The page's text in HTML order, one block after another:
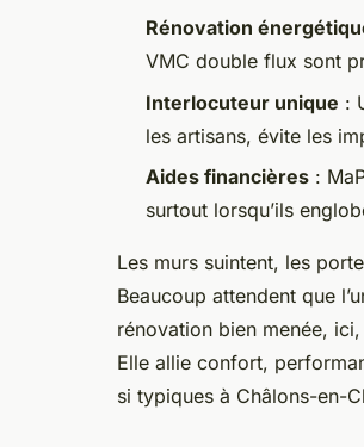
Rénovation
VMC double flux sont
Interlocuteur unique :
les artisans, évite les
Aides financières :
surtout lorsqu’ils
Les murs suintent, les
Beaucoup attendent que
rénovation bien menée, ici,
Elle allie confort,
si typiques à Châlons-en-